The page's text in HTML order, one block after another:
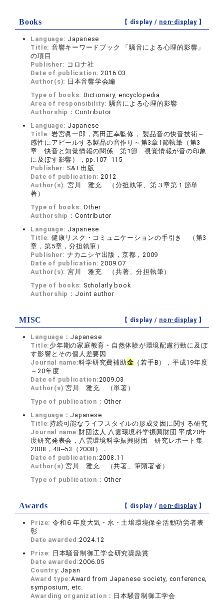
Books 【 display / non-display】
Language: Japanese
Title: 音響キーワードブック 「騒音による心理的影響」
の項目
Publisher: コロナ社
Date of publication:2016.03
Author(s): 日本音響学会編
Type of books: Dictionary, encyclopedia
Area of responsibility:騒音による心理的影響
Authorship： Contributor
Language: Japanese
Title: 岩宮眞一郎，高田正幸監修， 製品音の快音技術～
感性にアピールする製品の音作り～第3章1節執筆（第3
章 快音と知覚情報の関係 第1節 視覚情報が音の印象
に及ぼす影響），pp.107--115
Publisher: S&T出版
Date of publication:2012
Author(s): 宮川 雅充 （分担執筆、第３章第１節単
著）
Type of books: Other
Authorship： Contributor
Language: Japanese
Title: 健康リスク・コミュニケーションの手引き （第3
章，第5章，分担執筆）
Publisher: ナカニシヤ出版，京都，2009
Date of publication:2009.07
Author(s): 宮川 雅充 （共著、分担執筆）
Type of books: Scholarly book
Authorship： Joint author
MISC 【 display / non-display】
Language： Japanese
Title: 少年期の家庭教育・自然体験が環境配慮行動に及ぼ
す影響とその個人差要因
Journal name:科学研究費補助金 （若手B），平成19年度
～20年度
Date of publication:2009.03
Author(s):宮川 雅充 （単著）
Type of publication： Other
Language： Japanese
Title:持続可能なライフスタイルの形成要因に関する研究
Journal name:財団法人 八雲環境科学振興財団 平成20年
度研究発表会，八雲環境科学振興財団 研究レポート集
2008，48--53（2008）．
Date of publication:2008.11
Author(s):宮川 雅充 （共著、筆頭著者）
Type of publication： Other
Awards 【 display / non-display】
Prize: 令和６年度大気・水・土壌環境保全活動功労者表
彰
Date awarded:2024.12
Prize: 日本騒音制御工学会研究奨励賞
Date awarded:2006.05
Country: Japan
Award type:Award from Japanese society, conference,
symposium, etc.
Awarding organization： 日本騒音制御工学会